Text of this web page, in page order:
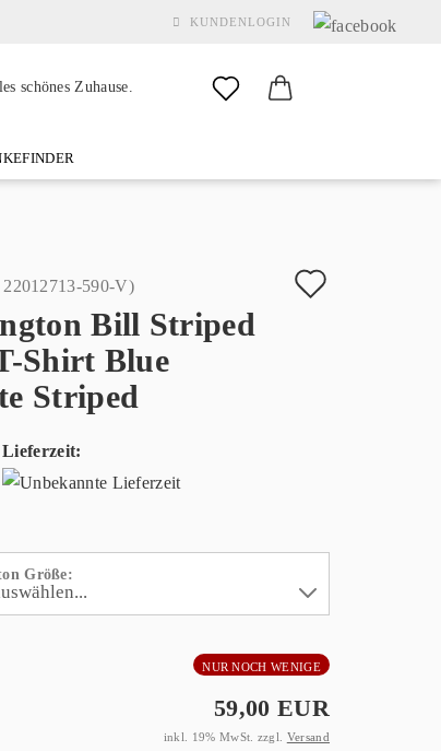
KUNDENLOGIN
erstellen
schönes Zuhause.
22012713-590-V)
Bill Striped
Shirt Blue
Striped
Lieferzeit:
Größe:
NUR NOCH WENIGE
59,00 EUR
inkl. 19% MwSt. zzgl. Versand